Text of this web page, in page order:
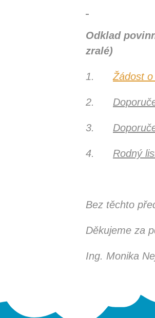
Odklad
zralé)
1. Žádost
2.
3.
4. Rodný
Bez těchto
Děkujeme za
Ing. Monika